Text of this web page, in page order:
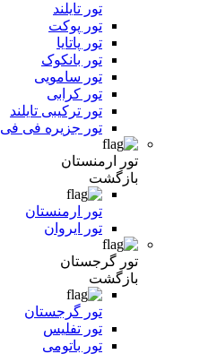
تور تایلند
تور پوکت
تور پاتایا
تور بانکوک
تور سامویی
تور کرابی
تور ترکیبی تایلند
تور جزیره فی فی
تور ارمنستان
بازگشت
تور ارمنستان
تور ایروان
تور گرجستان
بازگشت
تور گرجستان
تور تفلیس
تور باتومی